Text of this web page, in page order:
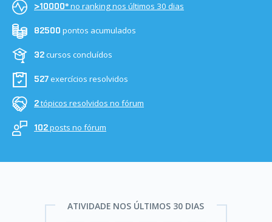
>10000ºno ranking nos últimos 30 dias
82500 pontos acumulados
32cursos concluídos
527exercícios resolvidos
2tópicos resolvidos no fórum
102posts no fórum
ATIVIDADE NOS ÚLTIMOS 30 DIAS